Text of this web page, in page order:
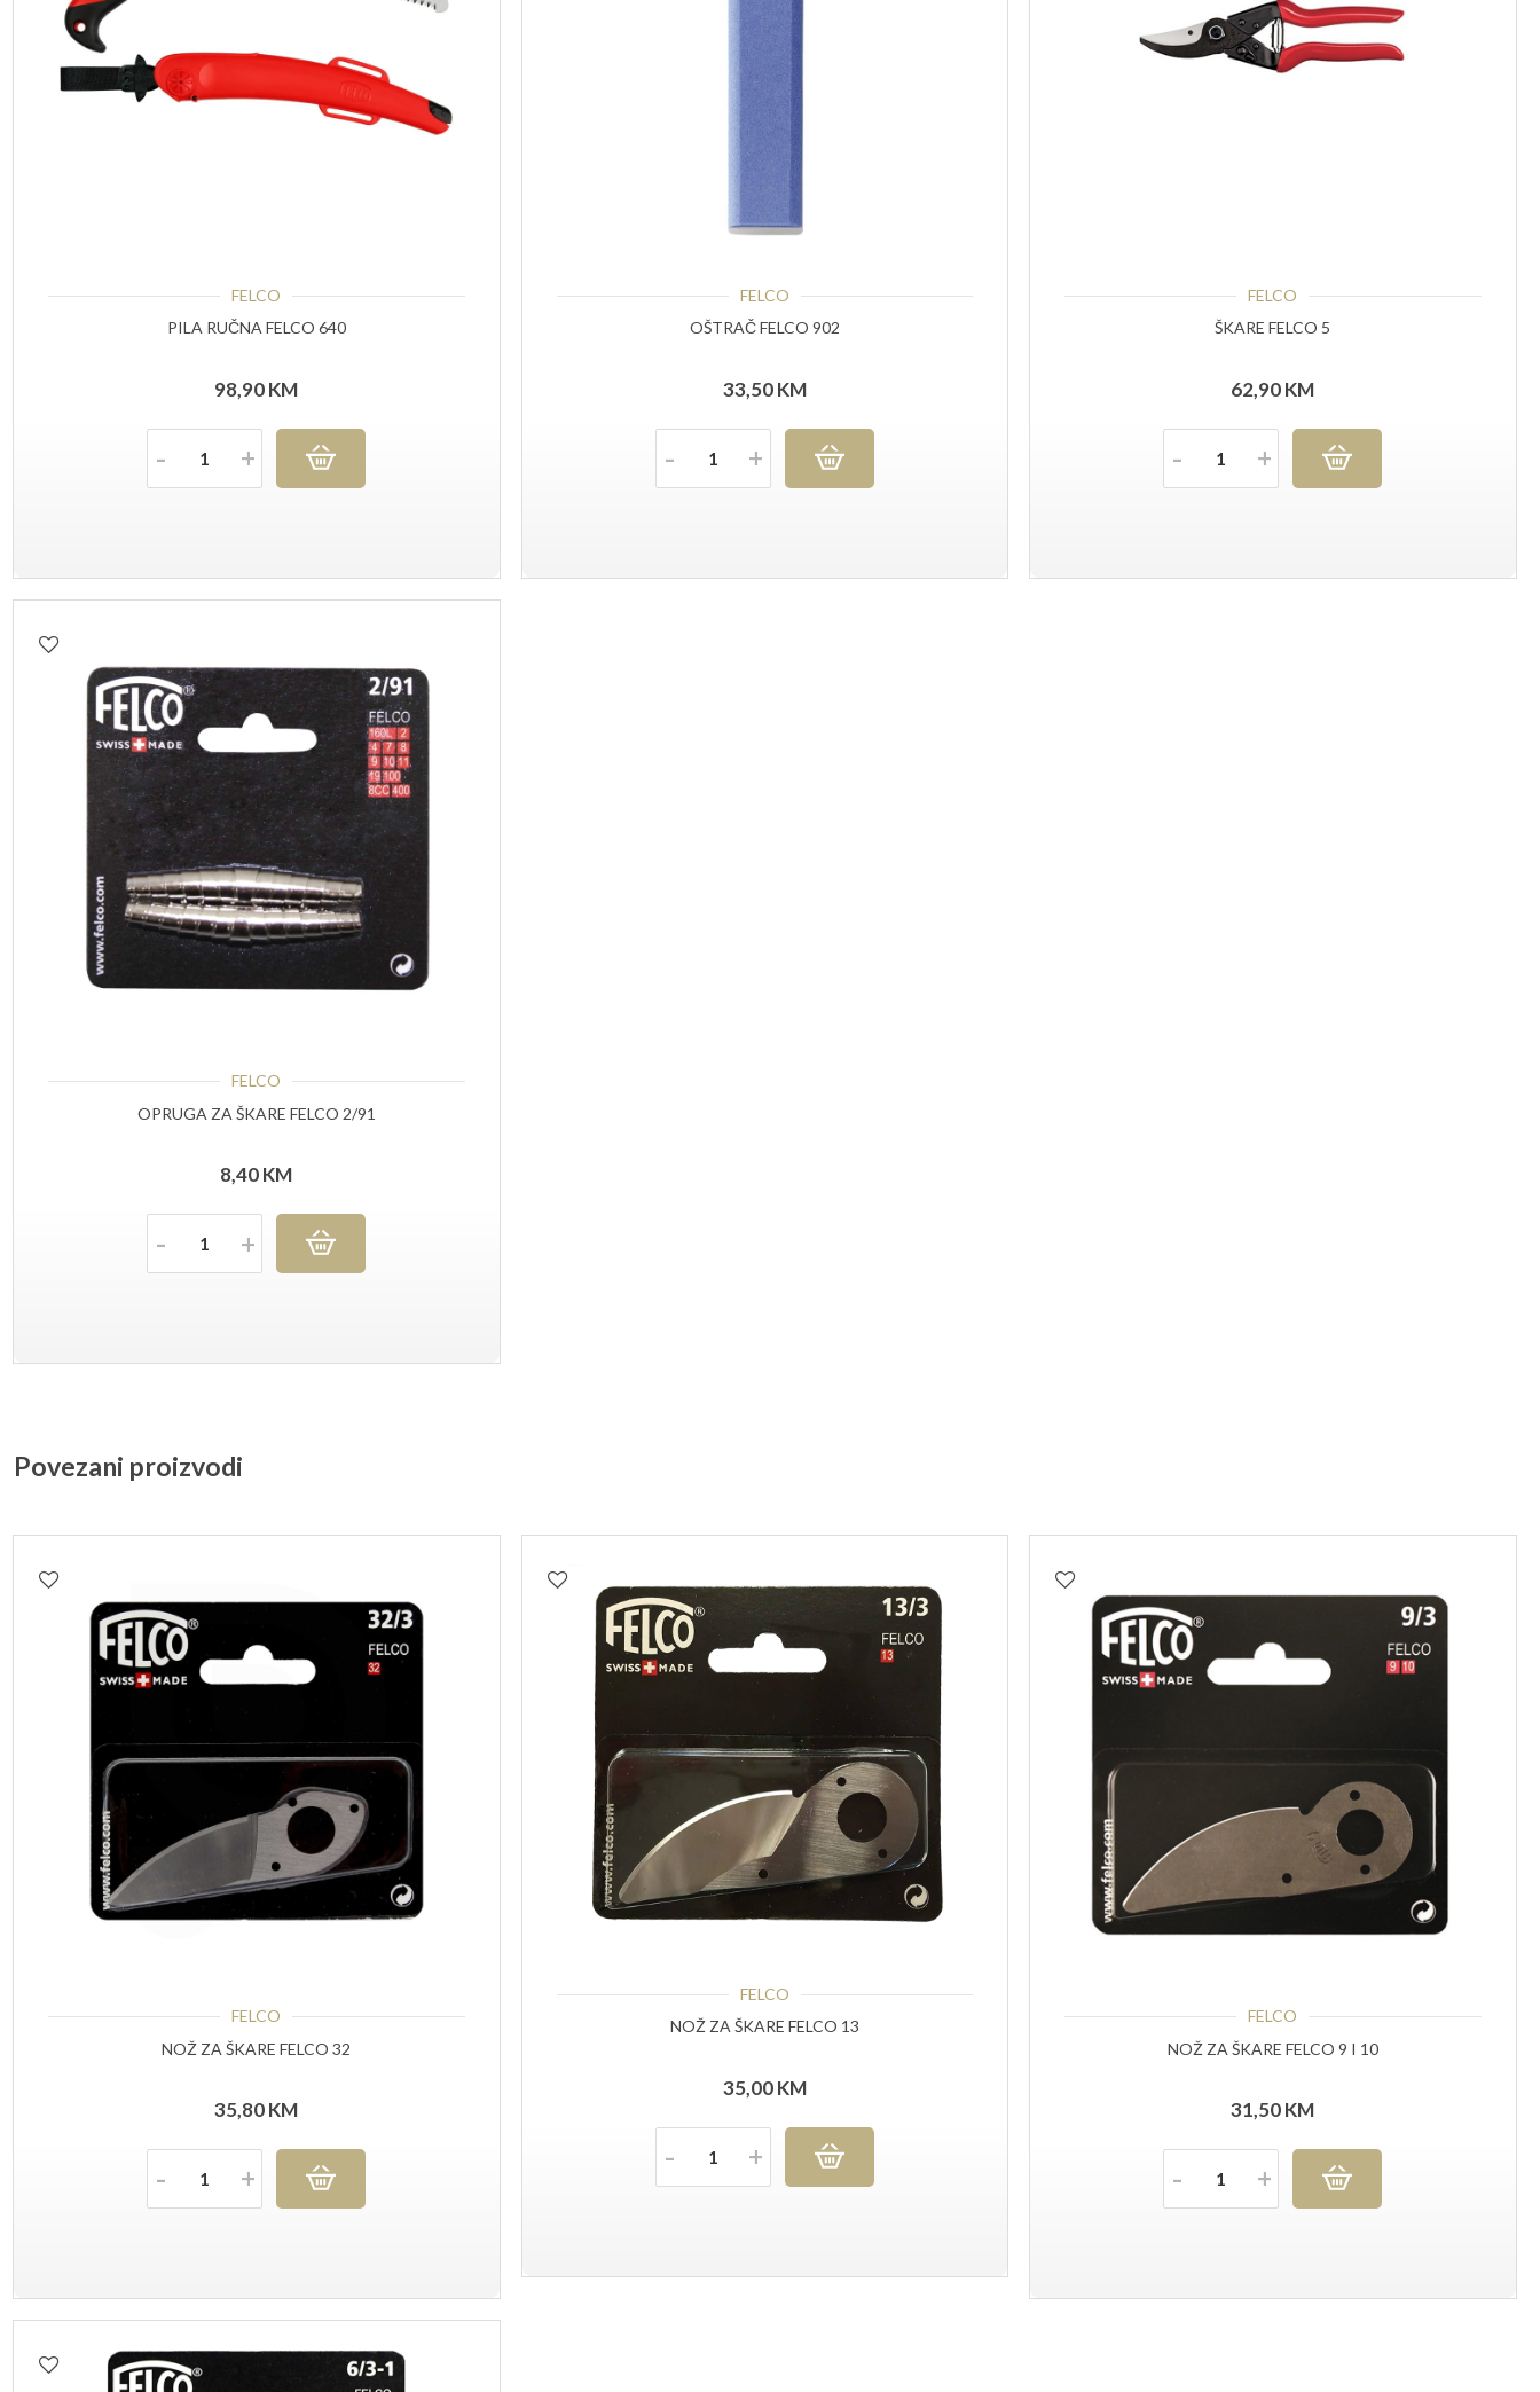
FELCO
PILA RUČNA FELCO 640
98,90KM
Količina
FELCO
OŠTRAČ FELCO 902
33,50KM
Količina
FELCO
ŠKARE FELCO 5
62,90KM
Količina
FELCO
OPRUGA ZA ŠKARE FELCO 2/91
8,40KM
Količina
Povezani proizvodi
FELCO
NOŽ ZA ŠKARE FELCO 32
35,80KM
Količina
FELCO
NOŽ ZA ŠKARE FELCO 13
35,00KM
Količina
FELCO
NOŽ ZA ŠKARE FELCO 9 I 10
31,50KM
Količina